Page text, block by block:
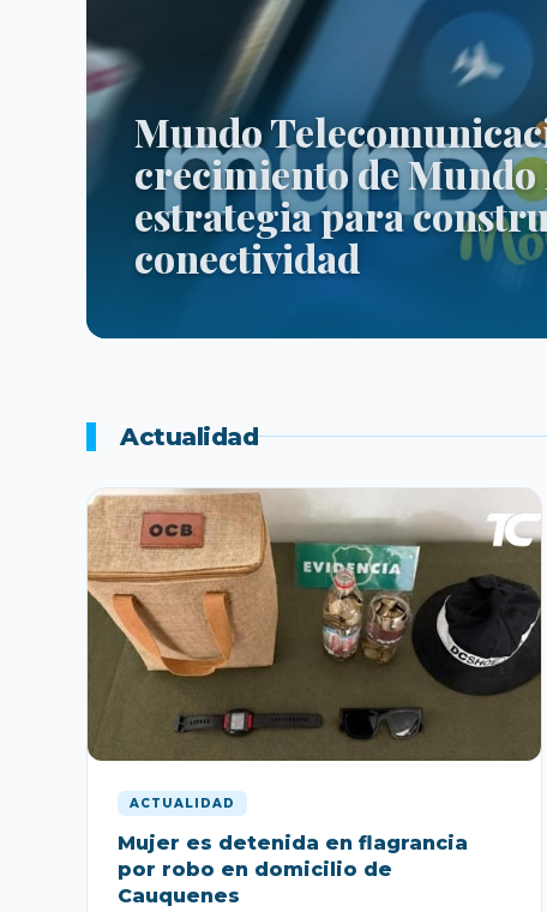
Mundo
crecimiento de Mundo
estrategia para
conectividad
Actualidad
ACTUALIDAD
Mujer es detenida en flagrancia
por robo en domicilio de
Cauquenes